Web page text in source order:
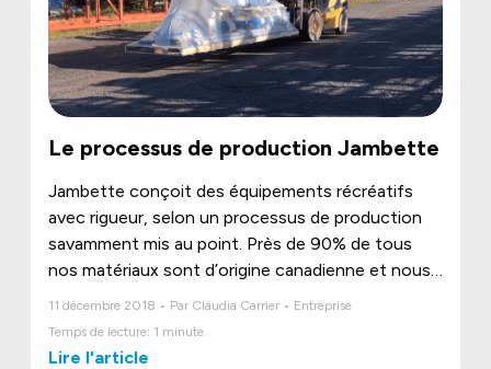
Le processus de production Jambette
Jambette conçoit des équipements récréatifs
avec rigueur, selon un processus de production
savamment mis au point. Près de 90% de tous
nos matériaux sont d’origine canadienne et nous
sur le marché, soudures produites avec un soin
11 décembre 2018 • Par Claudia Carrier • Entreprise
Temps de lecture: 1 minute
Lire l'article